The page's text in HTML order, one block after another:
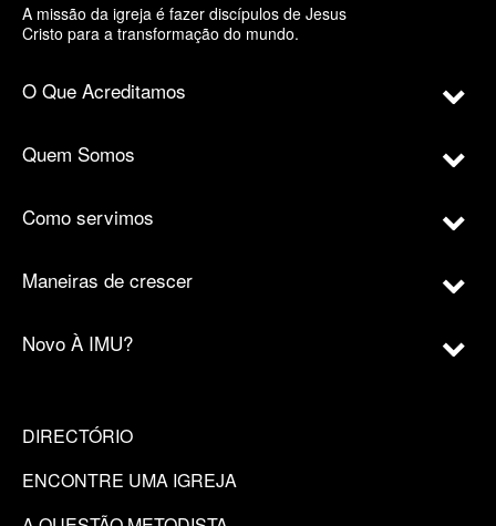
A missão da igreja é fazer discípulos de Jesus
Cristo para a transformação do mundo.
O Que Acreditamos
Quem Somos
Como servimos
Maneiras de crescer
Novo À IMU?
DIRECTÓRIO
ENCONTRE UMA IGREJA